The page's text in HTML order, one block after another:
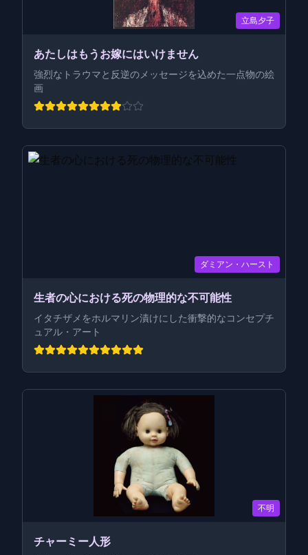
立島夕子
あたしはもうお嫁にはいけません
強烈なトラウマと反逆のメッセージを込めた一点物の絵
画
ダミアン・ハースト
生者の心における死の物理的な不可能性
イタチザメをホルマリン漬けにした衝撃的なコンセプチ
ュアル・アート
不明
チャーミー人形